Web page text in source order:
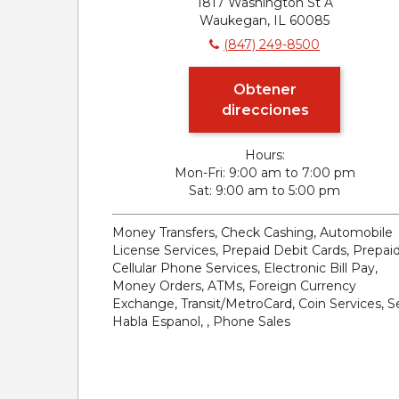
Waukegan, IL 60085
(847) 249-8500
Obtener
direcciones
Hours:
Mon-Fri 9:00 am to 7:00 pm
Sat 9:00 am to 5:00 pm
Money Transfers, Check Cashing, Automobile
License Services, Prepaid Debit Cards,
Cellular Phone Services, Electronic Bill Pay,
Money Orders, ATMs, Foreign Currency
Exchange, Transit/MetroCard, Coin Services,
Habla Espanol, , Phone Sales